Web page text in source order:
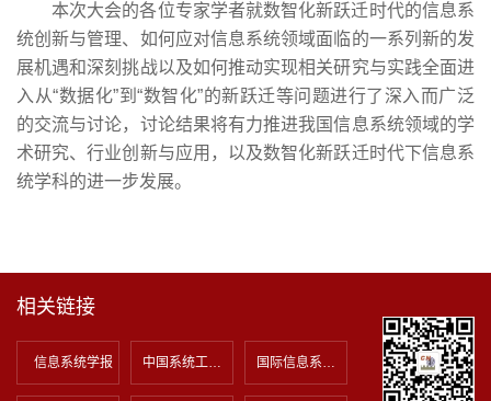
本次大会的各位专家学者就数智化新跃迁时代的信息系
统创新与管理、如何应对信息系统领域面临的一系列新的发
展机遇和深刻挑战以及如何推动实现相关研究与实践全面进
入从“数据化”到“数智化”的新跃迁等问题进行了深入而广泛
的交流与讨论，讨论结果将有力推进我国信息系统领域的学
术研究、行业创新与应用，以及数智化新跃迁时代下信息系
统学科的进一步发展。
相关链接
信息系统学报 中国系统工程学会 国际信息系统协会